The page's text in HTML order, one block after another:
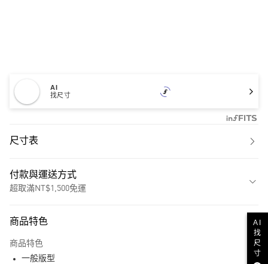
AI
找尺寸
尺寸表
付款與運送方式
超取滿NT$1,500免運
商品特色
商品特色
一般版型
AI
找
尺
寸